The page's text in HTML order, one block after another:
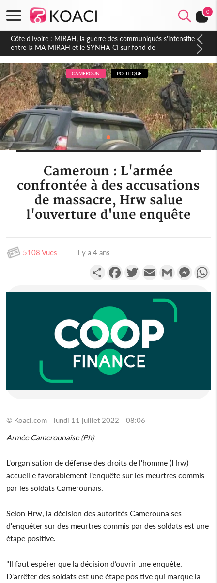
0
Côte d'Ivoire : Indépendance 2026, Thiam plaide pour un
environnement démocratique plus apaisé
CAMEROUN POLITIQUE
Cameroun : L'armée
confrontée à des accusations
de massacre, Hrw salue
l'ouverture d'une enquête
5108 Vues Il y a 4 ans
PartagerFacebookTwitterEmail Gmail
© Koaci.com - lundi 11 juillet 2022 - 08:06
Armée Camerounaise (Ph)
L'organisation de défense des droits de l'homme (Hrw)
accueille favorablement l'enquête sur les meurtres commis
par les soldats Camerounais.
Selon Hrw, la décision des autorités Camerounaises
d'enquêter sur des meurtres commis par des soldats est une
étape positive.
"Il faut espérer que la décision d’ouvrir une enquête.
D'arrêter des soldats est une étape positive qui marque la